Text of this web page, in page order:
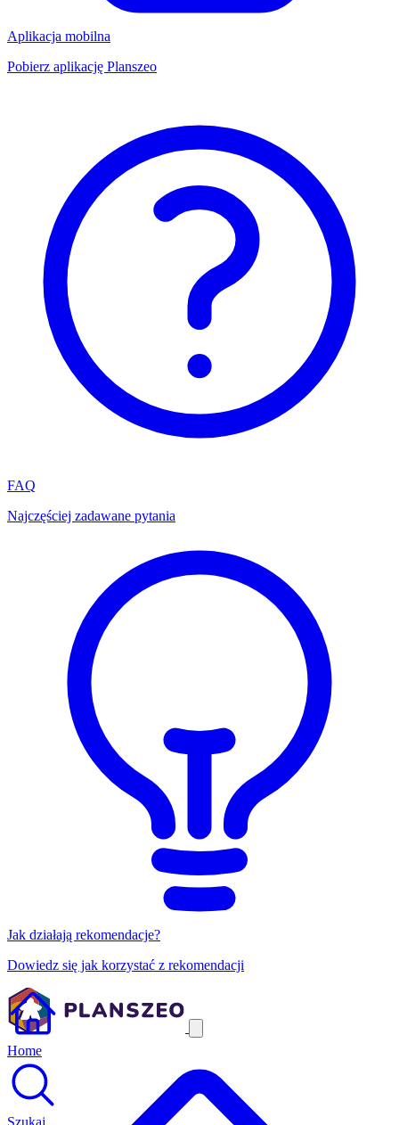
Aplikacja mobilna
Pobierz aplikację Planszeo
FAQ
Najczęściej zadawane pytania
Jak działają rekomendacje?
Dowiedz się jak korzystać z rekomendacji
Home
Szukaj